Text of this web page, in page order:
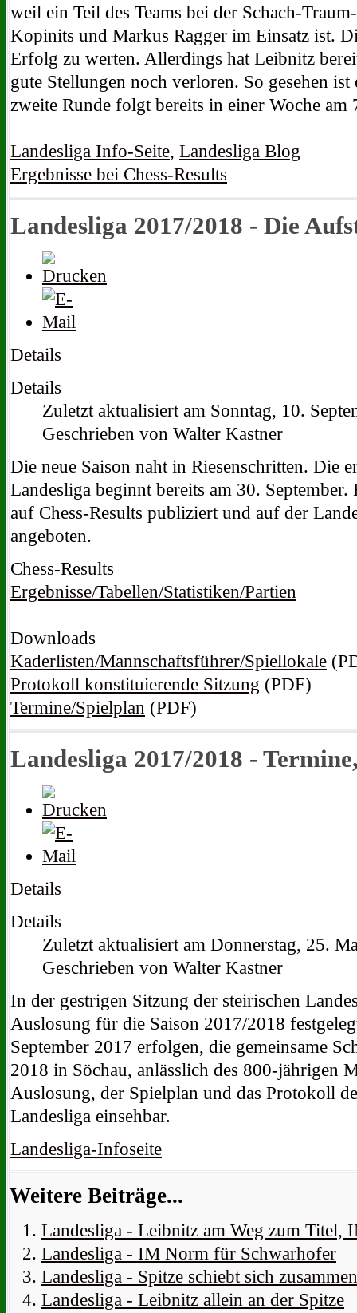
weil ein Teil des Teams bei der Schach-
Kopinits und Markus Ragger im Einsatz ist.
Erfolg zu werten. Allerdings hat Leibnitz
gute Stellungen noch verloren. So gesehen
zweite Runde folgt bereits in einer Woche
Landesliga Info-Seite, Landesliga Blog
Ergebnisse bei Chess-Results
Landesliga 2017/2018 - Die
Details
Details
Zuletzt aktualisiert am Sonntag, 10.
Geschrieben von Walter Kastner
Die neue Saison naht in Riesenschritten. Die
Landesliga beginnt bereits am 30.
auf Chess-Results publiziert und auf der
angeboten.
Chess-Results
Ergebnisse/Tabellen/Statistiken/Partien
Downloads
Kaderlisten/Mannschaftsführer/Spiellokale
Protokoll konstituierende Sitzung (PDF)
Termine/Spielplan (PDF)
Landesliga 2017/2018 -
Details
Details
Zuletzt aktualisiert am Donnerstag, 25.
Geschrieben von Walter Kastner
In der gestrigen Sitzung der steirischen
Auslosung für die Saison 2017/2018
September 2017 erfolgen, die gemeinsame
2018 in Söchau, anlässlich des 800-jährigen
Auslosung, der Spielplan und das Protokoll
Landesliga einsehbar.
Landesliga-Infoseite
Weitere Beiträge...
Landesliga - Leibnitz am Weg zum Titel,
Landesliga - IM Norm für Schwarhofer
Landesliga - Spitze schiebt sich zusammen
Landesliga - Leibnitz allein an der Spitze